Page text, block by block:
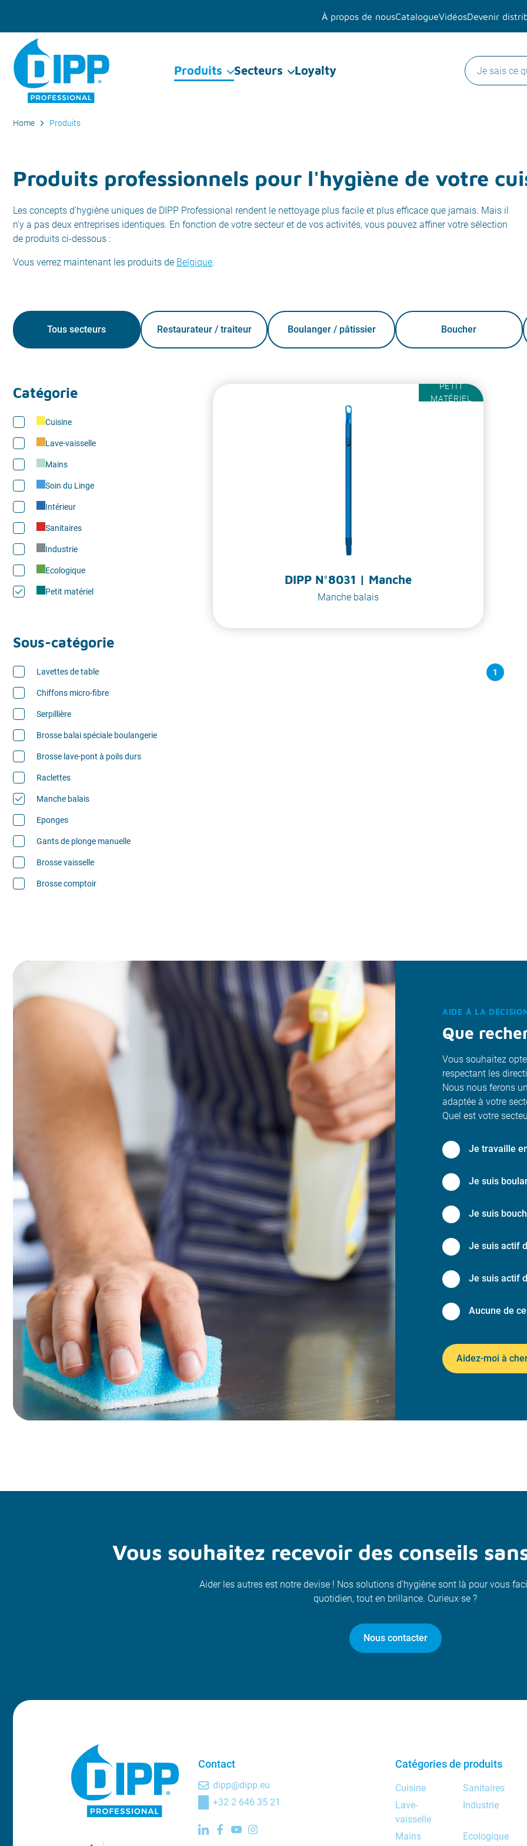
À propos de nousCatalogueVidéosDevenir
Produits Secteurs Loyalty
Home Produits
Produits professionnels pour l'hygiène de votre
Les concepts d'hygiène uniques de DIPP Professional rendent le nettoyage plus facile et plus efficace que jamais. Mais il
n'y a pas deux entreprises identiques. En fonction de votre secteur et de vos activités, vous pouvez affiner votre sélection
de produits ci-dessous :
Vous verrez maintenant les produits de Belgique.
Tous secteurs Restaurateur / traiteur Boulanger / pâtissier Boucher
Catégorie
Cuisine
Lave-vaisselle
Mains
Soin du Linge
Intérieur
Sanitaires
Industrie
Ecologique
Petit matériel
Sous-catégorie
Lavettes de table
Chiffons micro-fibre
Serpillière
Brosse balai spéciale boulangerie
Brosse lave-pont à poils durs
Raclettes
Manche balais
Eponges
Gants de plonge manuelle
Brosse vaisselle
Brosse comptoir
PETIT
MATÉRIEL
DIPP N°8031 | Manche
Manche balais
1
AIDE À LA
Que
Vous souhaitez
respectant les
Nous nous ferons
adaptée à votre
Quel est votre
Je travaille
Je suis
Je suis
Je suis actif
Je suis actif
Aucune de
Aidez-moi à
Vous souhaitez recevoir des conseils
Aider les autres est notre devise ! Nos solutions d’hygiène sont là pour vous
quotidien, tout en brillance. Curieux·se ?
Nous contacter
Contact
dipp@dipp.eu
+32 2 646 35 21
Catégories de produits
Cuisine
Lave-
vaisselle
Mains
Sanitaires
Industrie
Ecologique